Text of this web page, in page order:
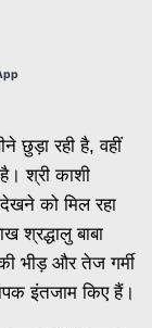
छुड़ा रही है, वहीं
श्री काशी
को मिल रहा
श्रद्धालु बाबा
भीड़ और तेज गर्मी
इंतजाम किए हैं।